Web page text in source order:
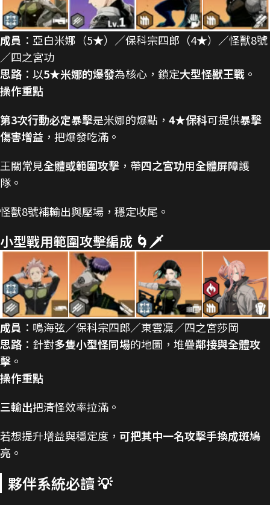
成員 ：亞白米娜（5★）／保科宗四郎（4★）／怪獸8號
／四之宮功
思路 ：以5★米娜的爆發為核心，鎖定大型怪獸王戰 。
操作重點
第3次行動必定暴擊是米娜的爆點， 4★保科可提供暴擊
傷害增益 ，把爆發吃滿。
王關常見全體或範圍攻擊 ，帶四之宮功用全體屏障護
隊。
怪獸8號補輸出與壓場，穩定收尾。
小型戰用範圍攻擊編成 🌀🗡️
成員 ：鳴海弦／保科宗四郎／東雲凜／四之宮莎岡
思路 ：針對多隻小型怪同場的地圖，堆疊鄰接與全體攻
擊 。
操作重點
三輸出把清怪效率拉滿。
若想提升增益與穩定度， 可把其中一名攻擊手換成斑鳩
亮 。
夥伴系統必讀 💡